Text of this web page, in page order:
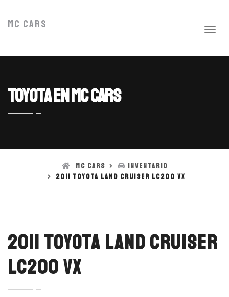
MC Cars
Toyota en MC Cars
MC Cars
Inventario
2011 Toyota Land Cruiser LC200 VX
2011 TOYOTA LAND CRUISER
LC200 VX